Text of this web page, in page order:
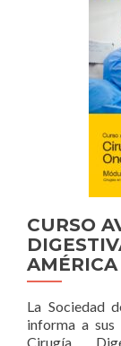
CURSO
La Sociedad
informa a sus
Cirugía